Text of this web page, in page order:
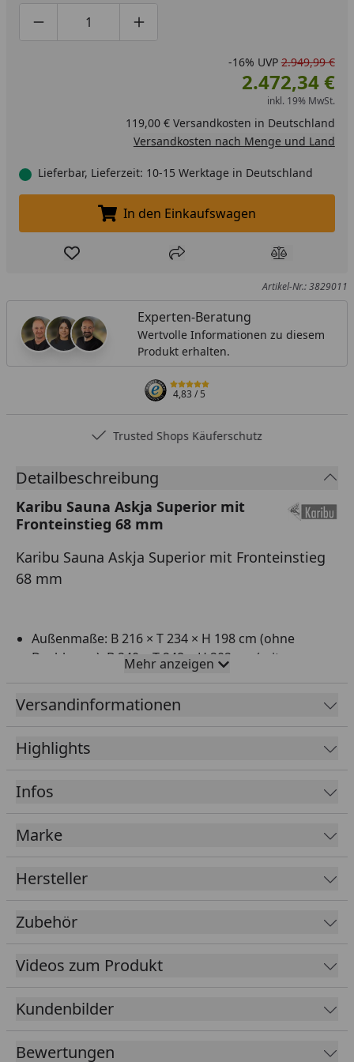
Produktmenge um eins verringern
Produktmenge manuell eingeben
Produktmenge um eins erhöhen
-16% UVP 2.949,99 €
2.472,34 €
inkl. 19% MwSt.
119,00 € Versandkosten in Deutschland
Versandkosten nach Menge und Land
Lieferbar, Lieferzeit: 10-15 Werktage in Deutschland
In den Einkaufswagen legen
In den Einkaufswagen
Produkt zur Wunschliste hinzufügen
Teilen Produkt
Artikel-Nr.: 3829011
Experten-Beratung
Wertvolle Informationen zu diesem
Produkt erhalten.
4,83/ 5
Trusted Shops Käuferschutz
Detailbeschreibung
Karibu Sauna Askja Superior mit
Fronteinstieg 68 mm
Karibu Sauna Askja Superior mit Fronteinstieg
68 mm
Außenmaße: B 216 × T 234 × H 198 cm (ohne
Dachkranz), B 240 × T 248 × H 202 cm (mit
Innenmaße: B 199,5 × T 216,5 × H 192 cm
Wandstärke 68 mm mit eingebauter
Mineralwolldämmung für eine hervorragende
Vorgefertigte Wandelemente, die außen mit
Softline-Profilholz verkleidet sind
Inkl. 3 Liegen
Bronzierte Ganzglastür mit Massivholz-Türrahmen,
Einscheibensicherheitsglas und lackiertem
Holzgriff
Spezielle Superior Ausstattung:
2 hochwertige, bronzierte Fenster, feststehend
Hochwertige Rückenlehne aus massivem
Espenholz, für ein angenehmes Gefühl auf der
Haut
Bankblenden, 3 Liegen mit einer Breite von 57 cm
und ein Ofenschutzgitter aus massivem Espenholz
Mehr anzeigen
Versandinformationen
Highlights
Infos
Marke
Hersteller
Zubehör
Videos zum Produkt
Kundenbilder
Bewertungen